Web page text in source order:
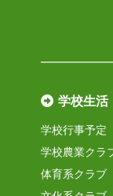
学校生活
学校行事予定
学校農業クラ
体育系クラブ